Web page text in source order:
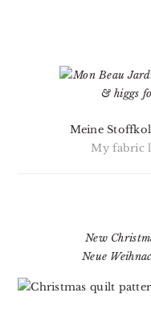
Meine
My fabric
New
Neue